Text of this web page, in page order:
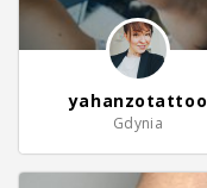
yahanzotattoo
Gdynia